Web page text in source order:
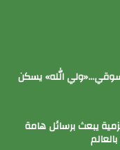
الله» يسكن
يبعث برسائل هامة